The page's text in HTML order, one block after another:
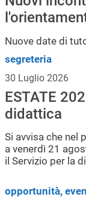
Nuove date di
segreteria
30 Luglio 2026
ESTATE
didattica
Si avvisa che nel
a venerdì 21
il Servizio per la
opportunità,